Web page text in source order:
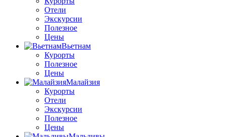
Отели
Экскурсии
Полезное
Цены
Вьетнам
Курорты
Полезное
Цены
Малайзия
Курорты
Отели
Экскурсии
Полезное
Цены